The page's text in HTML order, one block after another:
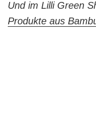
Und im Lilli Green
Produkte aus